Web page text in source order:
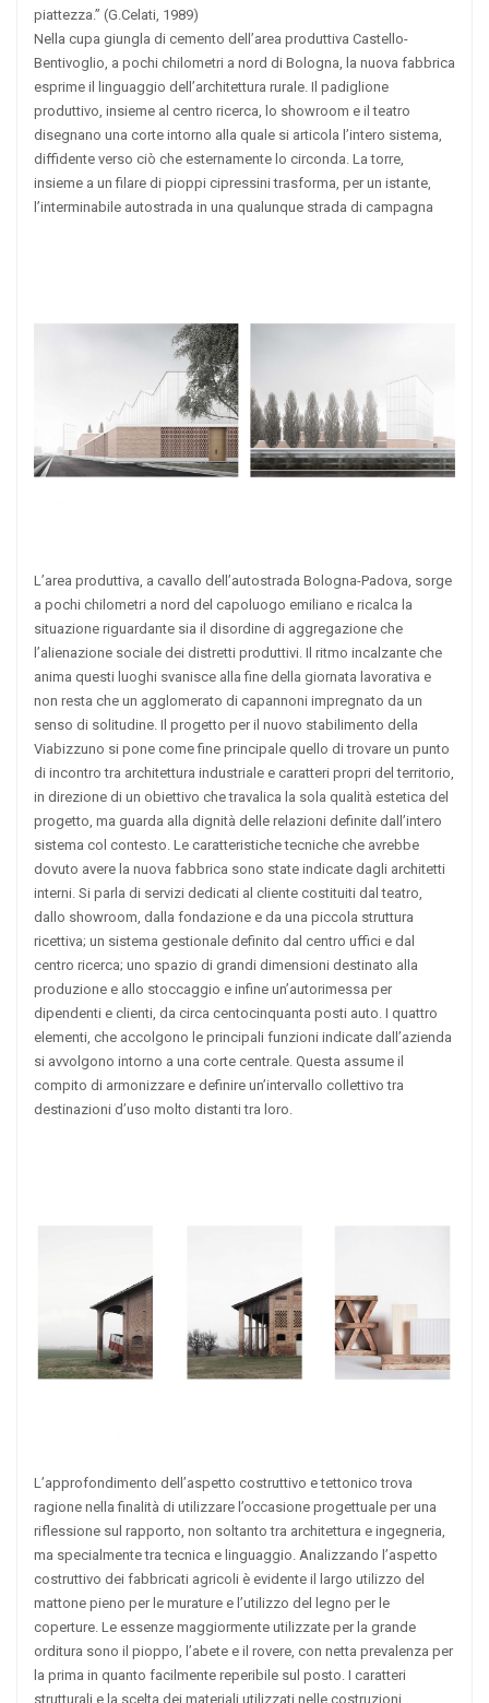
piattezza.” (G.Celati, 1989)
Nella cupa giungla di cemento dell’area produttiva Castello-
Bentivoglio, a pochi chilometri a nord di Bologna, la nuova fabbrica
esprime il linguaggio dell’architettura rurale. Il padiglione
produttivo, insieme al centro ricerca, lo showroom e il teatro
disegnano una corte intorno alla quale si articola l’intero sistema,
diffidente verso ciò che esternamente lo circonda. La torre,
insieme a un filare di pioppi cipressini trasforma, per un istante,
l’interminabile autostrada in una qualunque strada di campagna
L’area produttiva, a cavallo dell’autostrada Bologna-Padova, sorge
a pochi chilometri a nord del capoluogo emiliano e ricalca la
situazione riguardante sia il disordine di aggregazione che
l’alienazione sociale dei distretti produttivi. Il ritmo incalzante che
anima questi luoghi svanisce alla fine della giornata lavorativa e
non resta che un agglomerato di capannoni impregnato da un
senso di solitudine. Il progetto per il nuovo stabilimento della
Viabizzuno si pone come fine principale quello di trovare un punto
di incontro tra architettura industriale e caratteri propri del territorio,
in direzione di un obiettivo che travalica la sola qualità estetica del
progetto, ma guarda alla dignità delle relazioni definite dall’intero
sistema col contesto. Le caratteristiche tecniche che avrebbe
dovuto avere la nuova fabbrica sono state indicate dagli architetti
interni. Si parla di servizi dedicati al cliente costituiti dal teatro,
dallo showroom, dalla fondazione e da una piccola struttura
ricettiva; un sistema gestionale definito dal centro uffici e dal
centro ricerca; uno spazio di grandi dimensioni destinato alla
produzione e allo stoccaggio e infine un’autorimessa per
dipendenti e clienti, da circa centocinquanta posti auto. I quattro
elementi, che accolgono le principali funzioni indicate dall’azienda
si avvolgono intorno a una corte centrale. Questa assume il
compito di armonizzare e definire un’intervallo collettivo tra
destinazioni d’uso molto distanti tra loro.
L’approfondimento dell’aspetto costruttivo e tettonico trova
ragione nella finalità di utilizzare l’occasione progettuale per una
riflessione sul rapporto, non soltanto tra architettura e ingegneria,
ma specialmente tra tecnica e linguaggio. Analizzando l’aspetto
costruttivo dei fabbricati agricoli è evidente il largo utilizzo del
mattone pieno per le murature e l’utilizzo del legno per le
coperture. Le essenze maggiormente utilizzate per la grande
orditura sono il pioppo, l’abete e il rovere, con netta prevalenza per
la prima in quanto facilmente reperibile sul posto. I caratteri
strutturali e la scelta dei materiali utilizzati nelle costruzioni